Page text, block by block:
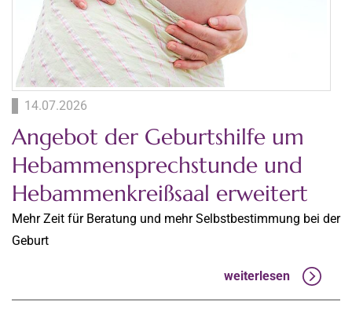
14.07.2026
Angebot der Geburtshilfe um
Hebammensprechstunde und
Hebammenkreißsaal erweitert
Mehr Zeit für Beratung und mehr Selbstbestimmung bei der
Geburt
weiterlesen